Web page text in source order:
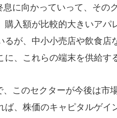
に向かっていって、その
入額が比較的大きいアパ
が、中小小売店や飲食店
、これらの端末を供給す
このセクターが今後は市
、株価のキャピタルゲイ